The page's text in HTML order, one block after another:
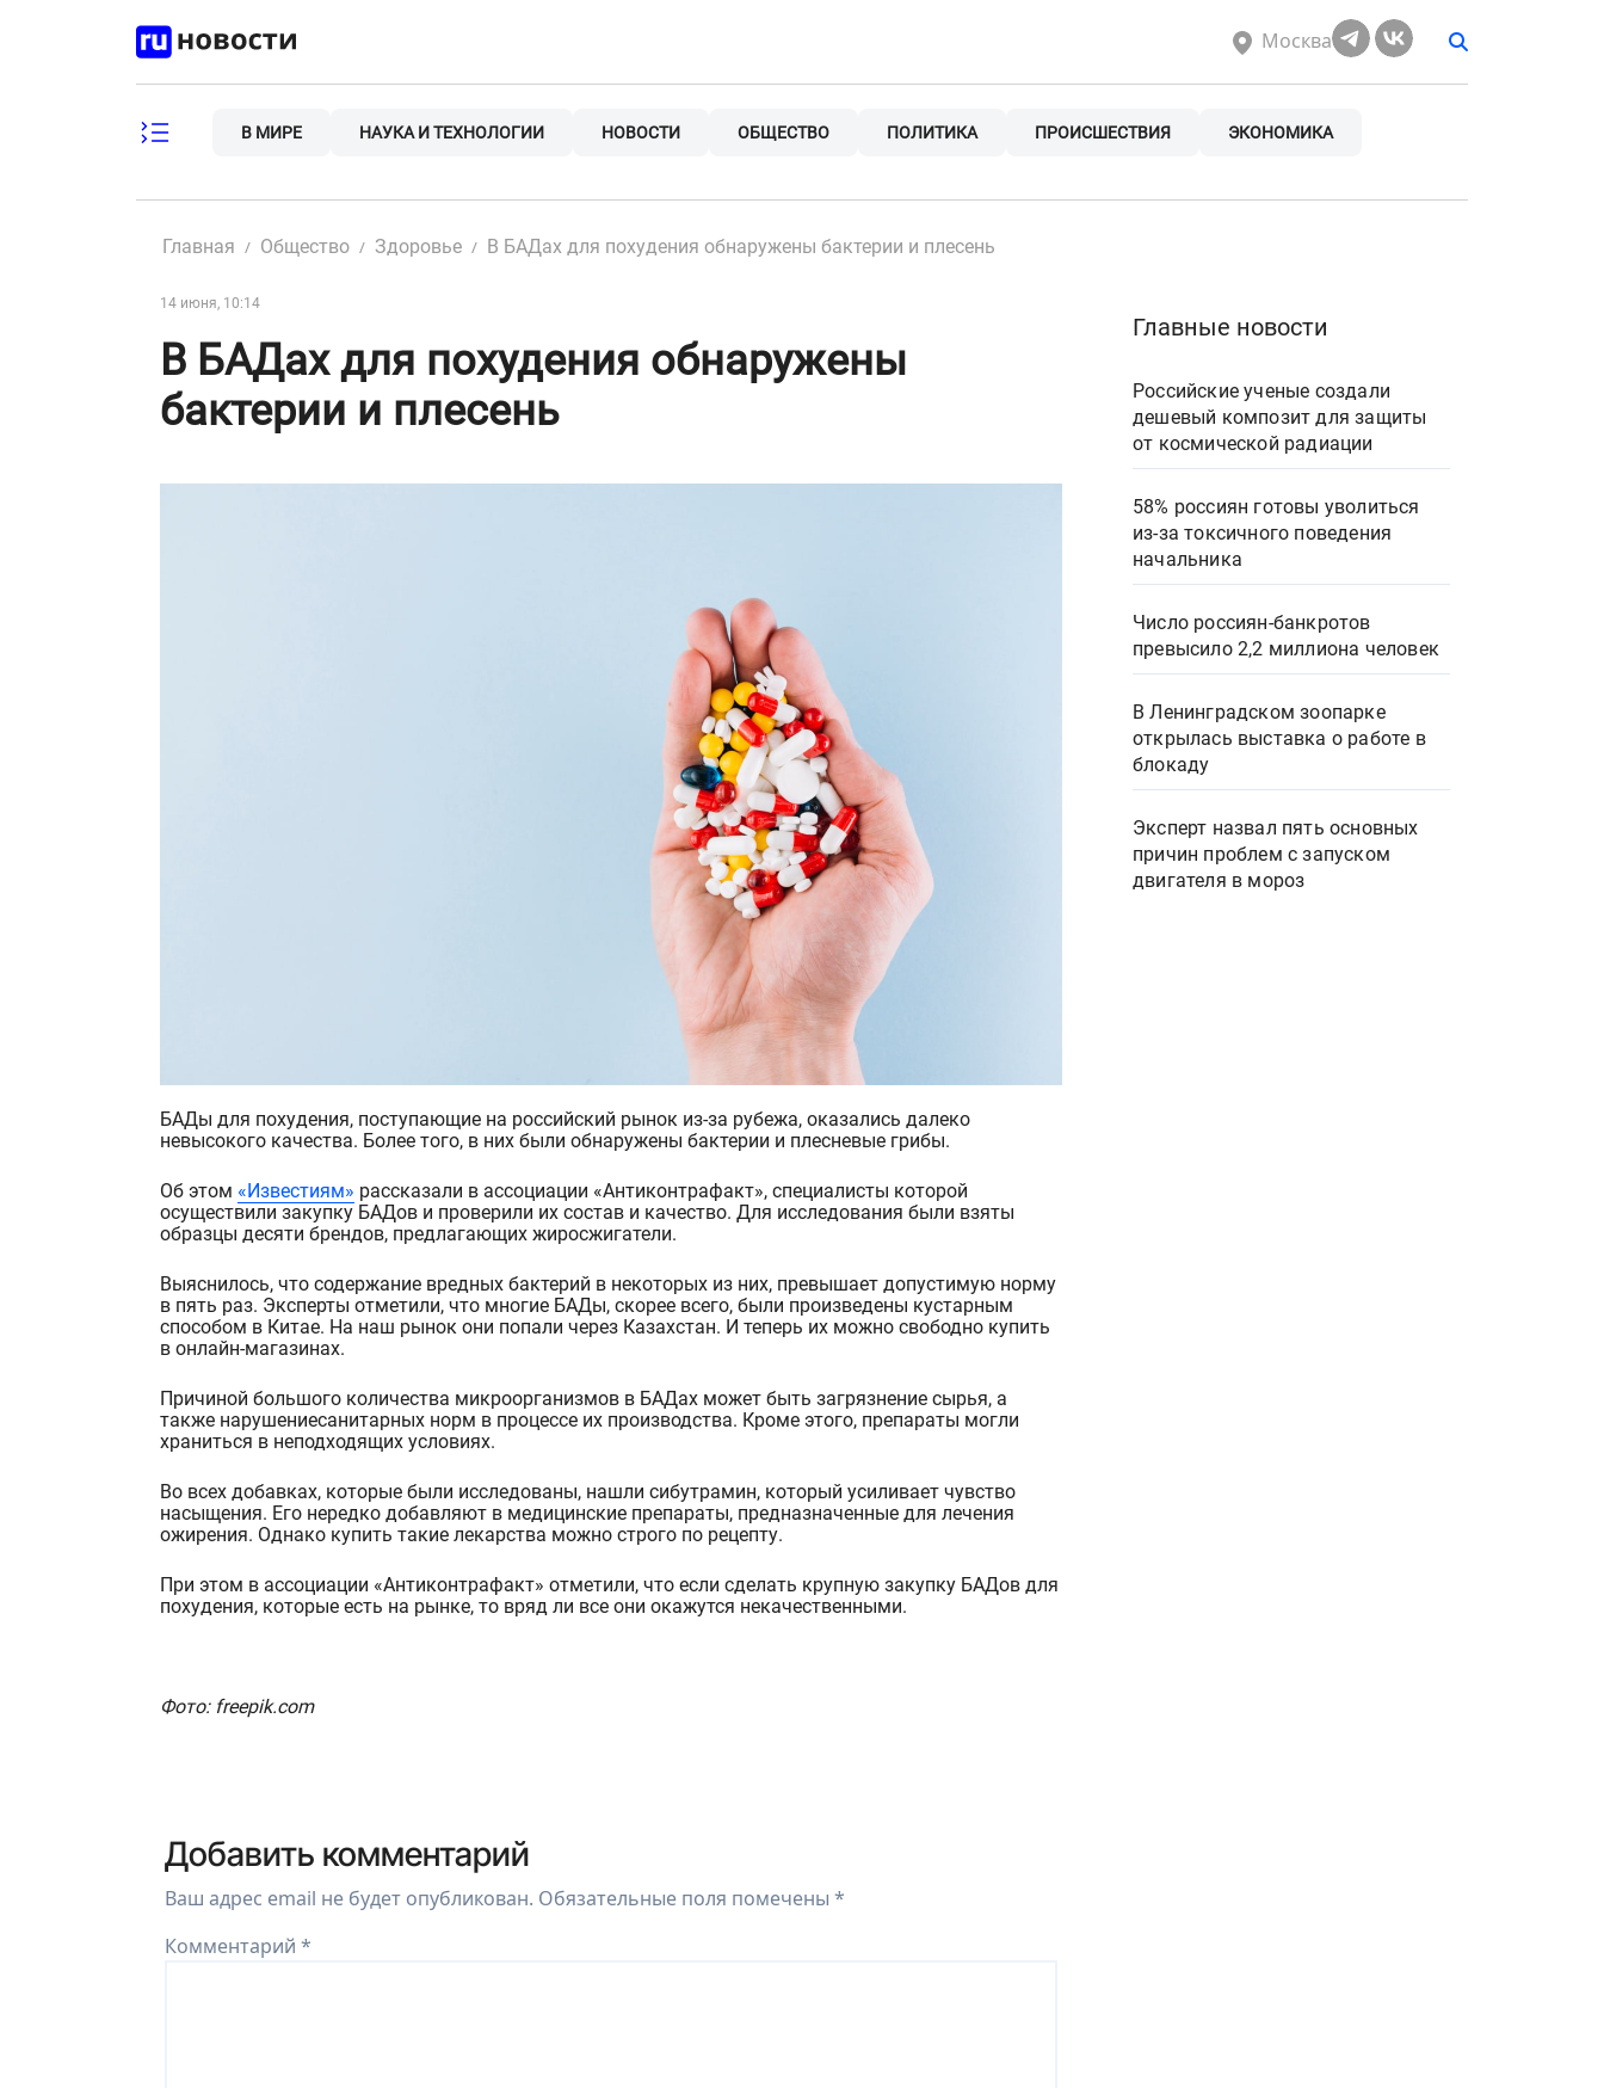
Москва
В МИРЕ НАУКА И ТЕХНОЛОГИИ НОВОСТИ ОБЩЕСТВО ПОЛИТИКА ПРОИСШЕСТВИЯ ЭКОНОМИКА
Главная Общество Здоровье В БАДах для похудения обнаружены бактерии и плесень
14 июня, 10:14
В БАДах для похудения обнаружены
бактерии и плесень
БАДы для похудения, поступающие на российский рынок из-за рубежа, оказались далеко
невысокого качества. Более того, в них были обнаружены бактерии и плесневые грибы.
Об этом «Известиям» рассказали в ассоциации «Антиконтрафакт», специалисты которой
осуществили закупку БАДов и проверили их состав и качество. Для исследования были взяты
образцы десяти брендов, предлагающих жиросжигатели.
Выяснилось, что содержание вредных бактерий в некоторых из них, превышает допустимую норму
в пять раз. Эксперты отметили, что многие БАДы, скорее всего, были произведены кустарным
способом в Китае. На наш рынок они попали через Казахстан. И теперь их можно свободно купить
в онлайн-магазинах.
Причиной большого количества микроорганизмов в БАДах может быть загрязнение сырья, а
также нарушениесанитарных норм в процессе их производства. Кроме этого, препараты могли
храниться в неподходящих условиях.
Во всех добавках, которые были исследованы, нашли сибутрамин, который усиливает чувство
насыщения. Его нередко добавляют в медицинские препараты, предназначенные для лечения
ожирения. Однако купить такие лекарства можно строго по рецепту.
При этом в ассоциации «Антиконтрафакт» отметили, что если сделать крупную закупку БАДов для
похудения, которые есть на рынке, то вряд ли все они окажутся некачественными.
Фото: freepik.com
Добавить комментарий
Ваш адрес email не будет опубликован. Обязательные поля помечены *
Комментарий *
Главные новости
Российские ученые создали
дешевый композит для защиты
от космической радиации
58% россиян готовы уволиться
из-за токсичного поведения
начальника
Число россиян-банкротов
превысило 2,2 миллиона человек
В Ленинградском зоопарке
открылась выставка о работе в
блокаду
Эксперт назвал пять основных
причин проблем с запуском
двигателя в мороз